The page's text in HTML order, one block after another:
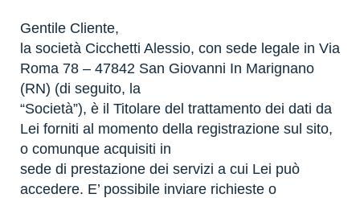
Gentile Cliente,
la società Cicchetti Alessio, con sede legale in Via
Roma 78 – 47842 San Giovanni In Marignano
(RN) (di seguito, la
“Società”), è il Titolare del trattamento dei dati da
Lei forniti al momento della registrazione sul sito,
o comunque acquisiti in
sede di prestazione dei servizi a cui Lei può
accedere. E’ possibile inviare richieste o